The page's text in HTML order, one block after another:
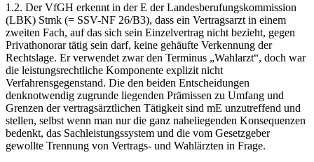
1.2. Der VfGH erkennt in der E der Landesberufungskommission
(LBK) Stmk (= SSV-NF 26/B3), dass ein Vertragsarzt in einem
zweiten Fach, auf das sich sein Einzelvertrag nicht bezieht, gegen
Privathonorar tätig sein darf, keine gehäufte Verkennung der
Rechtslage. Er verwendet zwar den Terminus „Wahlarzt“, doch war
die leistungsrechtliche Komponente explizit nicht
Verfahrensgegenstand. Die den beiden Entscheidungen
denknotwendig zugrunde liegenden Prämissen zu Umfang und
Grenzen der vertragsärztlichen Tätigkeit sind mE unzutreffend und
stellen, selbst wenn man nur die ganz naheliegenden Konsequenzen
bedenkt, das Sachleistungssystem und die vom Gesetzgeber
gewollte Trennung von Vertrags- und Wahlärzten in Frage.